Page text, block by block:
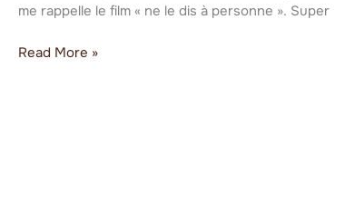
me rappelle le film « ne le dis à personne ». Super
Read More »